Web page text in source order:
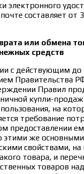
электронного
составляет от
или обмена
средств
с действующим до
Правительства
Правил
купли-
на
требование
предоставлении
этими же основными
свойствами,
товара, и
товаров